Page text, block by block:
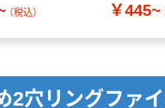
（税込） ￥445~
2穴リングファ